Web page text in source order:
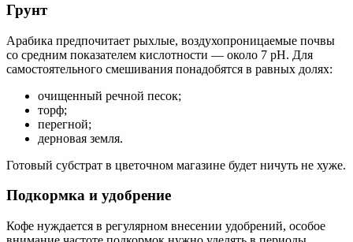
Грунт
Арабика предпочитает рыхлые, воздухопроницаемые почвы
со средним показателем кислотности — около 7 pH. Для
самостоятельного смешивания понадобятся в равных долях:
очищенный речной песок;
торф;
перегной;
дерновая земля.
Готовый субстрат в цветочном магазине будет ничуть не хуже.
Подкормка и удобрение
Кофе нуждается в регулярном внесении удобрений, особое